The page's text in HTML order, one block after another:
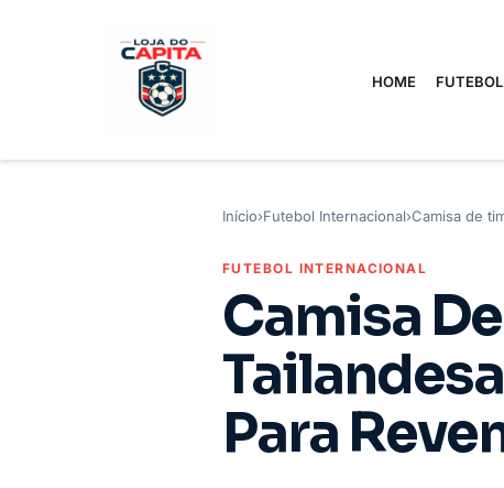
HOME
Início›Futebol Internacional›Camisa de
FUTEBOL INTERNACIONAL
Camisa
Para